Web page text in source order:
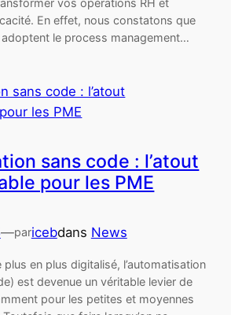
vos opérations RH et
En effet, nous constatons que
le process management…
sans code : l’atout
pour les PME
—paricebdans News
plus en plus digitalisé, l’automatisation
est devenue un véritable levier de
pour les petites et moyennes